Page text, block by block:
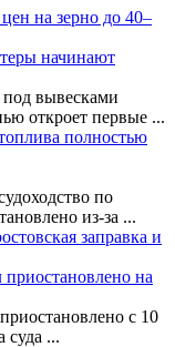
на зерно до 40–
начинают
под вывесками
откроет первые ...
полностью
по
из-за ...
заправка и
на
с 10
суда ...